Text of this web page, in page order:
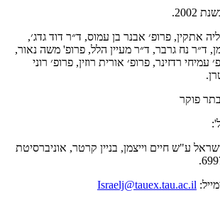
אתקין, פרופ׳ אבנר בן עמוס, ד״ר דוד גדג׳,
ד״ר נח גרבר, ד״ר מעיין הלל, פרופ' משה נאור,
רדזינר, פרופ׳ אורית רוזין, פרופ׳ רוני
פוקר
ע"ש חיים וייצמן, בניין קרטר, אוניברסיטת
Israelj@tauex.tau.ac.il